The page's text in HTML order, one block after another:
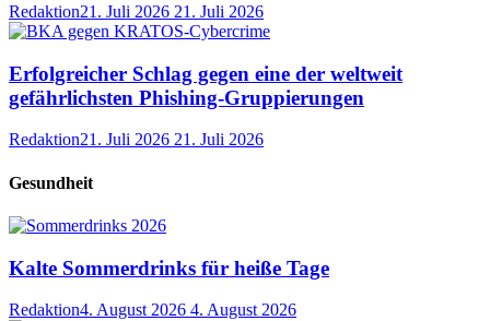
Redaktion21. Juli 2026 21. Juli 2026
Erfolgreicher Schlag gegen eine der weltweit
gefährlichsten Phishing-Gruppierungen
Redaktion21. Juli 2026 21. Juli 2026
Gesundheit
Kalte Sommerdrinks für heiße Tage
Redaktion4. August 2026 4. August 2026